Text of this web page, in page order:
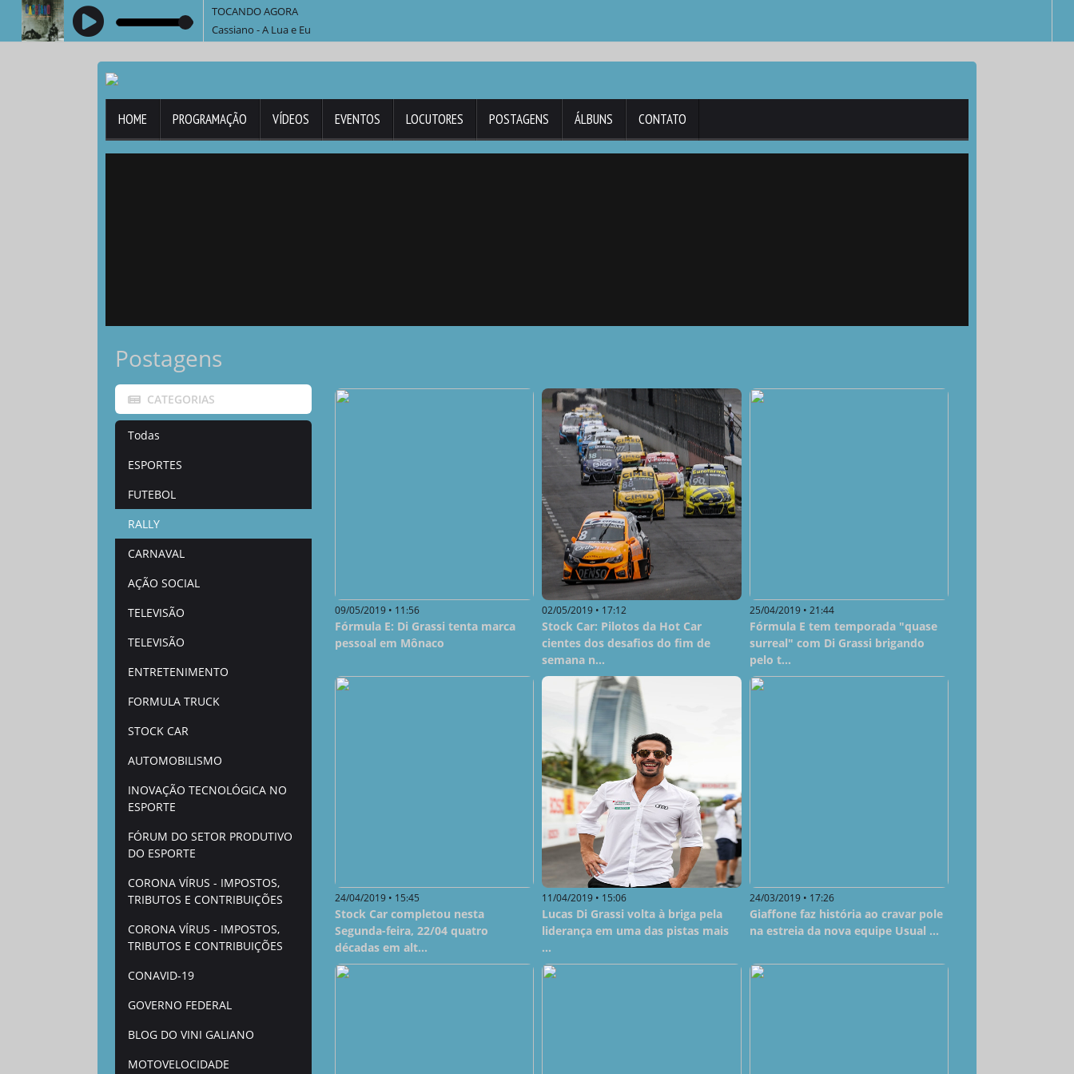
TOCANDO AGORA
Cassiano - A Lua e Eu
HOME PROGRAMAÇÃO VÍDEOS EVENTOS LOCUTORES POSTAGENS ÁLBUNS CONTATO
Postagens
CATEGORIAS
Todas
ESPORTES
FUTEBOL
RALLY
CARNAVAL
AÇÃO SOCIAL
TELEVISÃO
TELEVISÃO
ENTRETENIMENTO
FORMULA TRUCK
STOCK CAR
AUTOMOBILISMO
INOVAÇÃO TECNOLÓGICA NO
ESPORTE
FÓRUM DO SETOR PRODUTIVO
DO ESPORTE
CORONA VÍRUS - IMPOSTOS,
TRIBUTOS E CONTRIBUIÇÕES
CORONA VÍRUS - IMPOSTOS,
TRIBUTOS E CONTRIBUIÇÕES
CONAVID-19
GOVERNO FEDERAL
BLOG DO VINI GALIANO
MOTOVELOCIDADE
09/05/2019 • 11:56
Fórmula E: Di Grassi tenta marca
pessoal em Mônaco
02/05/2019 • 17:12
Stock Car: Pilotos da Hot Car
cientes dos desafios do fim de
semana n...
25/04/2019 • 21:44
Fórmula E tem temporada "quase
surreal" com Di Grassi brigando
pelo t...
24/04/2019 • 15:45
Stock Car completou nesta
Segunda-feira, 22/04 quatro
décadas em alt...
11/04/2019 • 15:06
Lucas Di Grassi volta à briga pela
liderança em uma das pistas mais
...
24/03/2019 • 17:26
Giaffone faz história ao cravar pole
na estreia da nova equipe Usual ...